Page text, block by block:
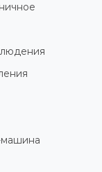
машина